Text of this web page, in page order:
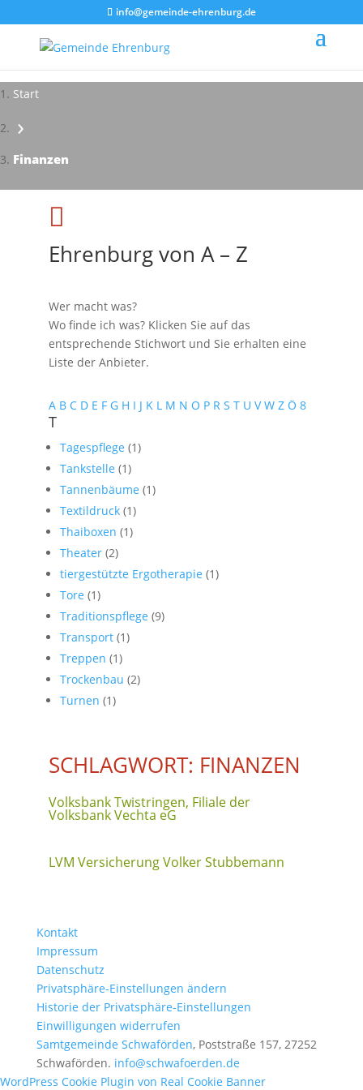
info@gemeinde-ehrenburg.de
Start
›
Finanzen
Impressionen - Mareike Kranz

Ehrenburg von A – Z
Wer macht was?
Wo finde ich was? Klicken Sie auf das
entsprechende Stichwort und Sie erhalten eine
Liste der Anbieter.
A B C D E F G H I J K L M N O P R S T U V W Z Ö 8
T
Tagespflege (1)
Tankstelle (1)
Tannenbäume (1)
Textildruck (1)
Thaiboxen (1)
Theater (2)
tiergestützte Ergotherapie (1)
Tore (1)
Traditionspflege (9)
Transport (1)
Treppen (1)
Trockenbau (2)
Turnen (1)
SCHLAGWORT: FINANZEN
Volksbank Twistringen, Filiale der
Volksbank Vechta eG
LVM Versicherung Volker Stubbemann
Kontakt
Impressum
Datenschutz
Privatsphäre-Einstellungen ändern
Historie der Privatsphäre-Einstellungen
Einwilligungen widerrufen
Samtgemeinde Schwaförden, Poststraße 157, 27252
Schwaförden. info@schwafoerden.de
WordPress Cookie Plugin von Real Cookie Banner